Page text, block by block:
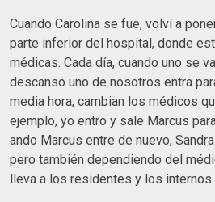
Cuando Carolina se fue, volví a
parte inferior del hospital, donde
médicas. Cada día, cuando uno se
descanso uno de nosotros entra
media hora, cambian los médicos
ejemplo, yo entro y sale Marcus
ando Marcus entre de nuevo,
pero también dependiendo del
lleva a los residentes y los internos.